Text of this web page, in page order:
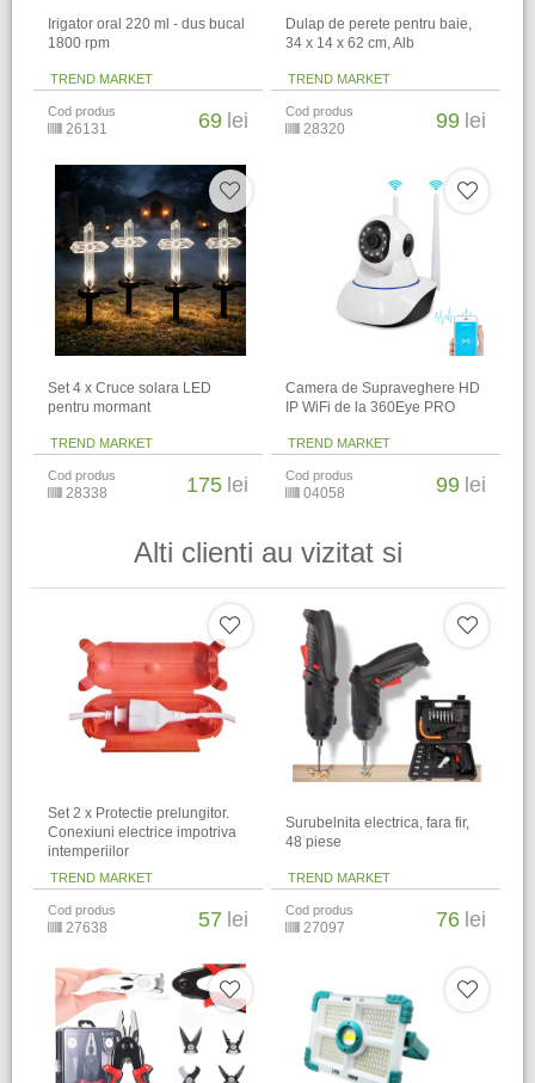
Irigator oral 220 ml - dus bucal
1800 rpm
TREND MARKET
Cod produs
26131 69 lei
Dulap de perete pentru baie,
34 x 14 x 62 cm​, Alb
TREND MARKET
Cod produs
28320 99 lei
Set 4 x Cruce solara LED
pentru mormant
TREND MARKET
Cod produs
28338 175 lei
Camera de Supraveghere HD
IP WiFi de la 360Eye PRO
TREND MARKET
Cod produs
04058 99 lei
Alti clienti au vizitat si
Set 2 x Protectie prelungitor.
Conexiuni electrice impotriva
intemperiilor
TREND MARKET
Cod produs
27638 57 lei
Surubelnita electrica, fara fir,
48 piese
TREND MARKET
Cod produs
27097 76 lei